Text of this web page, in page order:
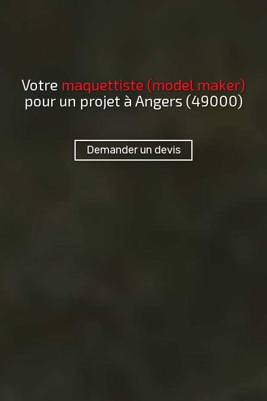
Votre maquettiste (model maker)
pour un projet à Angers (49000)
Demander un devis